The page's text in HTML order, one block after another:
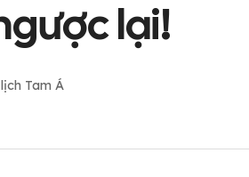
lại!
Tam Á